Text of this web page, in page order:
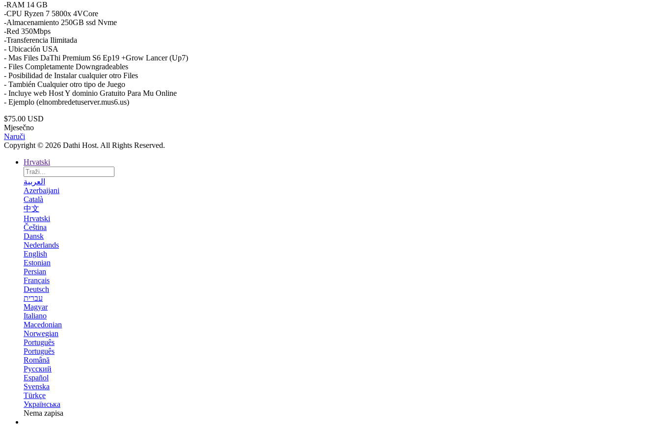
-RAM 14 GB
-CPU Ryzen 7 5800x 4VCore
-Almacenamiento 250GB ssd Nvme
-Red 350Mbps
-Transferencia Ilimitada
- Ubicación USA
- Mas Files DaThi Premium S6 Ep19 +Grow Lancer (Up7)
- Files Completamente Downgradeables
- Posibilidad de Instalar cualquier otro Files
- También Cualquier otro tipo de Juego
- Incluye web Host Y dominio Gratuito Para Mu Online
- Ejemplo (elnombredetuserver.mus6.us)
$75.00 USD
Mjesečno
Naruči
Copyright © 2026 Dathi Host. All Rights Reserved.
Hrvatski
العربية
Azerbaijani
Català
中文
Hrvatski
Čeština
Dansk
Nederlands
English
Estonian
Persian
Français
Deutsch
עברית
Magyar
Italiano
Macedonian
Norwegian
Português
Português
Română
Русский
Español
Svenska
Türkçe
Українська
Nema zapisa